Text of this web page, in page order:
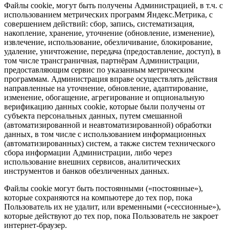
Файлы cookie, могут быть получены Администрацией, в т.ч. с
использованием метрических программ Яндекс.Метрика, с
совершением действий: сбор, запись, систематизация,
накопление, хранение, уточнение (обновление, изменение),
извлечение, использование, обезличивание, блокирование,
удаление, уничтожение, передача (предоставление, доступ), в
том числе трансграничная, партнёрам Администрации,
предоставляющим сервис по указанным метрическим
программам. Администрация вправе осуществлять действия
направленные на уточнение, обновление, адаптирование,
изменение, обогащение, агрегирование и опциональную
верификацию данных cookie, которые были получены от
субъекта персональных данных, путем смешанной
(автоматизированной и неавтоматизированной) обработки
данных, в том числе с использованием информационных
(автоматизированных) систем, а также систем технического
сбора информации Администрации, либо через
использование внешних сервисов, аналитических
инструментов и банков обезличенных данных.
Файлы cookie могут быть постоянными («постоянные»),
которые сохраняются на компьютере до тех пор, пока
Пользователь их не удалит, или временными («сессионные»),
которые действуют до тех пор, пока Пользователь не закроет
интернет-браузер.